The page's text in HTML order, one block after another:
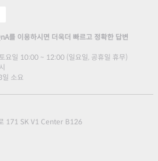
를 이용하시면 더욱더 빠르고 정확한 답변
요일 10:00 ~ 12:00 (일요일, 공휴일 휴무)
소요
171 SK V1 Center B126